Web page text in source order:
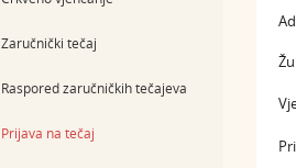
Zaručnički tečaj
Raspored zaručničkih tečajeva
Prijava na tečaj